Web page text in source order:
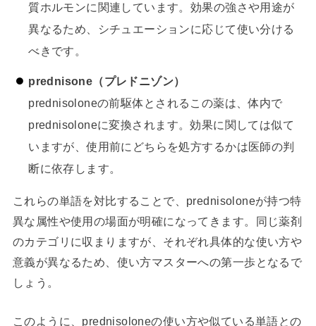
質ホルモンに関連しています。効果の強さや用途が
異なるため、シチュエーションに応じて使い分ける
べきです。
prednisone（プレドニゾン）
prednisoloneの前駆体とされるこの薬は、体内で
prednisoloneに変換されます。効果に関しては似て
いますが、使用前にどちらを処方するかは医師の判
断に依存します。
これらの単語を対比することで、prednisoloneが持つ特
異な属性や使用の場面が明確になってきます。同じ薬剤
のカテゴリに収まりますが、それぞれ具体的な使い方や
意義が異なるため、使い方マスターへの第一歩となるで
しょう。
このように、prednisoloneの使い方や似ている単語との